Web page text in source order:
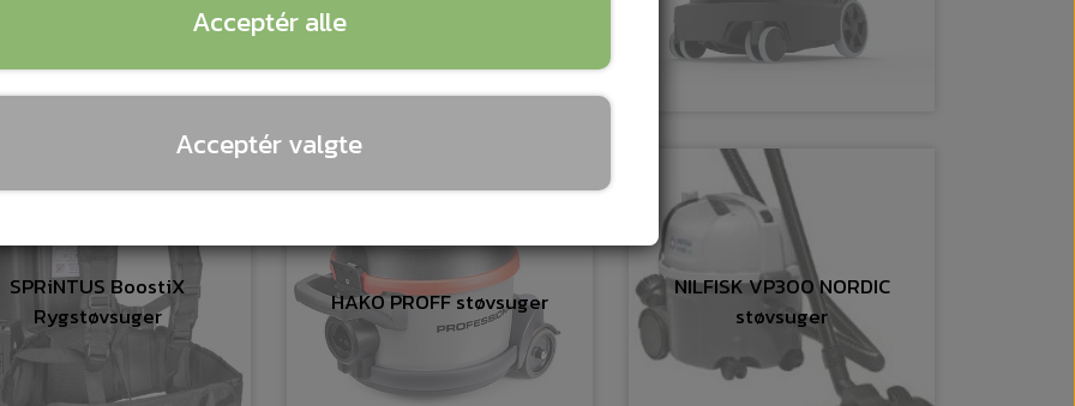
SPRiNTUS BoostiX
Rygstøvsuger
HAKO PROFF støvsuger
NILFISK VP300 NORDIC
støvsuger
Acceptér alle
Acceptér valgte